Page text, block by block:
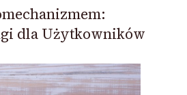
dla Użytkowników